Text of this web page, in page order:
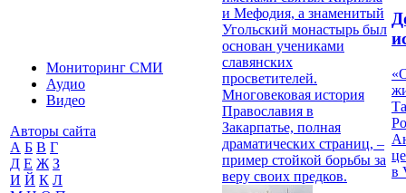
Мониторинг СМИ
Аудио
Видео
Авторы сайта
А Б В Г
Д Е Ж З
И Й К Л
и Мефодия, а знаменитый
Угольский монастырь был
основан учениками
славянских
просветителей.
Многовековая история
Православия в
Закарпатье, полная
драматических страниц, –
пример стойкой борьбы за
веру своих предков.
в